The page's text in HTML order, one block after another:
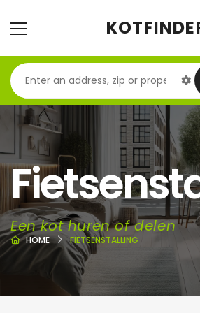
Een kot huren of delen
HOME FIETSENSTALLING